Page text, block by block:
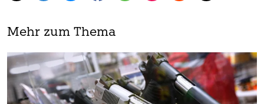
Mehr zum Thema